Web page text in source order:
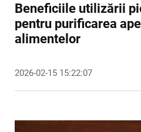
Beneficiile utilizării
pentru purificarea
alimentelor
2026-02-15 15:22:07